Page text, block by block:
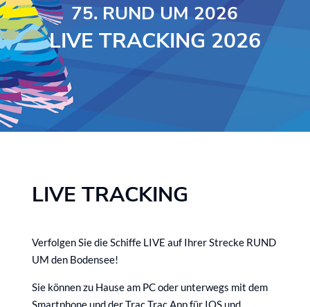
75. RUND UM 2026
LIVE TRACKING 2026
LIVE TRACKING
Verfolgen Sie die Schiffe LIVE auf Ihrer Strecke RUND
UM den Bodensee!
Sie können zu Hause am PC oder unterwegs mit dem
Smartphone und der Trac Trac App für IOS und